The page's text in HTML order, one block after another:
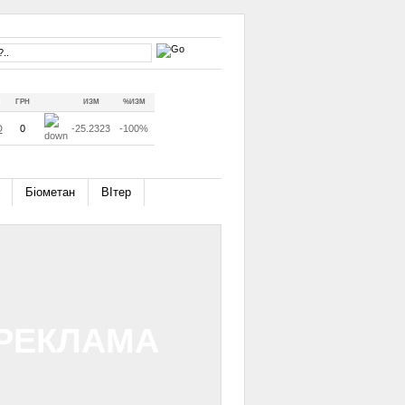
ГРН ИЗМ %ИЗМ
0 -25.2323 -100%
Біометан ВІтер